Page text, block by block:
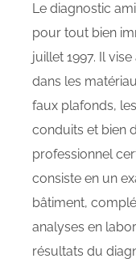
Le diagnostic
pour tout bien
juillet 1997. Il
dans les
faux plafonds,
conduits et bien
professionnel
consiste en un
bâtiment,
analyses en
résultats du